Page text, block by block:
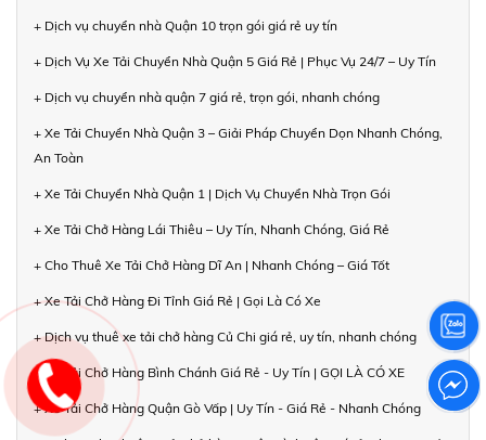
+ Dịch vụ chuyển nhà Quận 10 trọn gói giá rẻ uy tín
+ Dịch Vụ Xe Tải Chuyển Nhà Quận 5 Giá Rẻ | Phục Vụ 24/7 – Uy Tín
+ Dịch vụ chuyển nhà quận 7 giá rẻ, trọn gói, nhanh chóng
+ Xe Tải Chuyển Nhà Quận 3 – Giải Pháp Chuyển Dọn Nhanh Chóng,
An Toàn
+ Xe Tải Chuyển Nhà Quận 1 | Dịch Vụ Chuyển Nhà Trọn Gói
+ Xe Tải Chở Hàng Lái Thiêu – Uy Tín, Nhanh Chóng, Giá Rẻ
+ Cho Thuê Xe Tải Chở Hàng Dĩ An | Nhanh Chóng – Giá Tốt
+ Xe Tải Chở Hàng Đi Tỉnh Giá Rẻ | Gọi Là Có Xe
+ Dịch vụ thuê xe tải chở hàng Củ Chi giá rẻ, uy tín, nhanh chóng
+ Xe Tải Chở Hàng Bình Chánh Giá Rẻ - Uy Tín | GỌI LÀ CÓ XE
+ Xe Tải Chở Hàng Quận Gò Vấp | Uy Tín - Giá Rẻ - Nhanh Chóng